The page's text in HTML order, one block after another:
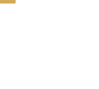
Κοινωνία